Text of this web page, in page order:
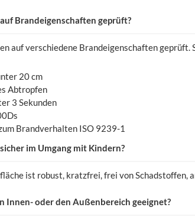
Brandeigenschaften geprüft?
auf verschiedene Brandeigenschaften
20 cm
Abtropfen
3 Sekunden
Brandverhalten ISO 9239-1
im Umgang mit Kindern?
ist robust, kratzfrei, frei von
Innen- oder den Außenbereich geeignet?